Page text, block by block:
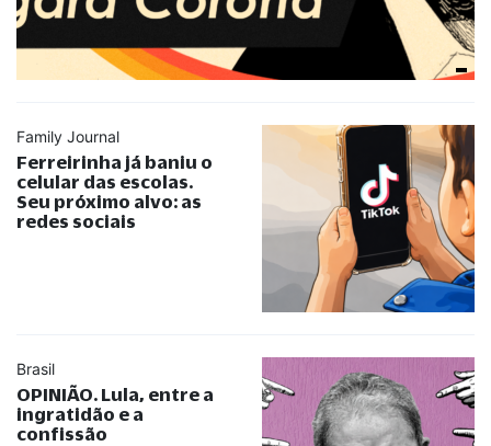
Family Journal
Ferreirinha já baniu o
celular das escolas.
Seu próximo alvo: as
redes sociais
Brasil
OPINIÃO. Lula, entre a
ingratidão e a
confissão